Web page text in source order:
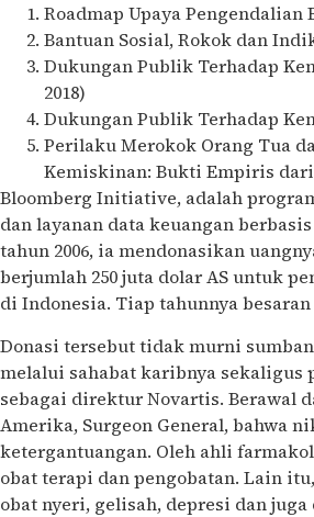
Roadmap Upaya Pengendalian
Bantuan Sosial, Rokok dan
Dukungan Publik Terhadap
2018)
Dukungan Publik Terhadap
Perilaku Merokok Orang Tua
Kemiskinan: Bukti Empiris dari
Bloomberg Initiative, adalah
dan layanan data keuangan
tahun 2006, ia mendonasikan
berjumlah 250 juta dolar AS untuk
di Indonesia. Tiap tahunnya
Donasi tersebut tidak murni
melalui sahabat karibnya sekaligus
sebagai direktur Novartis. Berawal
Amerika, Surgeon General, bahwa
ketergantuangan. Oleh ahli
obat terapi dan pengobatan. Lain
obat nyeri, gelisah, depresi dan